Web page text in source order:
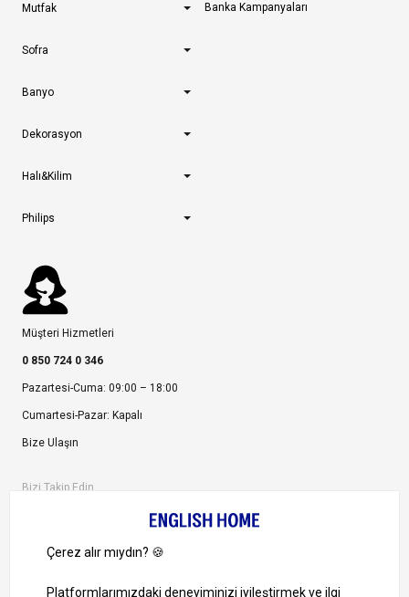
Mutfak
Sofra
Banyo
Dekorasyon
Halı&Kilim
Philips
Banka Kampanyaları
Müşteri Hizmetleri
0 850 724 0 346
Pazartesi-Cuma: 09:00 – 18:00
Cumartesi-Pazar: Kapalı
Bize Ulaşın
Bizi Takip Edin
1000 TL ve Üzeri Alışverişlerinizde Kargo Bedava!